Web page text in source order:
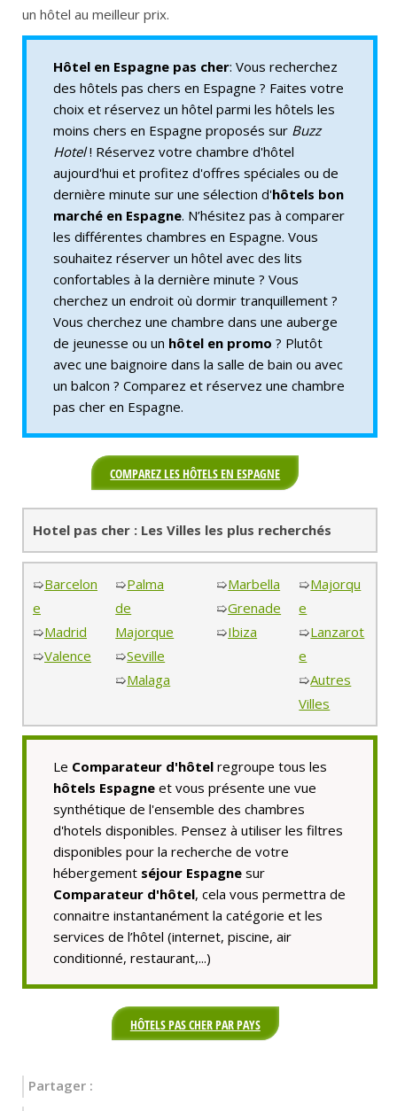
un hôtel au meilleur prix.
Hôtel en Espagne pas cher: Vous recherchez
des hôtels pas chers en Espagne ? Faites votre
choix et réservez un hôtel parmi les hôtels les
moins chers en Espagne proposés sur Buzz
Hotel! Réservez votre chambre d'hôtel
aujourd'hui et profitez d'offres spéciales ou de
dernière minute sur une sélection d'hôtels bon
marché en Espagne. N’hésitez pas à comparer
les différentes chambres en Espagne. Vous
souhaitez réserver un hôtel avec des lits
confortables à la dernière minute ? Vous
cherchez un endroit où dormir tranquillement ?
Vous cherchez une chambre dans une auberge
de jeunesse ou un hôtel en promo ? Plutôt
avec une baignoire dans la salle de bain ou avec
un balcon ? Comparez et réservez une chambre
pas cher en Espagne.
COMPAREZ LES HÔTELS EN ESPAGNE
Hotel pas cher : Les Villes les plus recherchés
➯Barcelon
e
➯Madrid
➯Valence
➯Palma
de
Majorque
➯Seville
➯Malaga
➯Marbella
➯Grenade
➯Ibiza
➯Majorqu
e
➯Lanzarot
e
➯Autres
Villes
Le Comparateur d'hôtel regroupe tous les
hôtels Espagne et vous présente une vue
synthétique de l'ensemble des chambres
d'hotels disponibles. Pensez à utiliser les filtres
disponibles pour la recherche de votre
hébergement séjour Espagne sur
Comparateur d'hôtel, cela vous permettra de
connaitre instantanément la catégorie et les
services de l’hôtel (internet, piscine, air
conditionné, restaurant,...)
HÔTELS PAS CHER PAR PAYS
Partager :